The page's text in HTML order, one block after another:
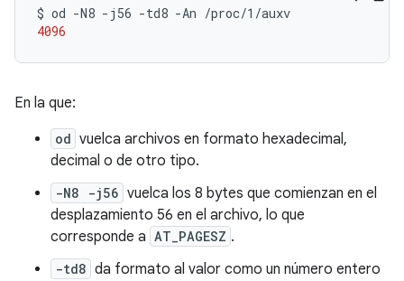
$ od -N8 -j56 -td8 -An
4096
En la que:
od vuelca archivos en formato hexadecimal,
decimal o de otro tipo.
-N8 -j56 vuelca los 8 bytes que comienzan en el
desplazamiento 56 en el archivo, lo que
corresponde a AT_PAGESZ .
-td8 da formato al valor como un número entero